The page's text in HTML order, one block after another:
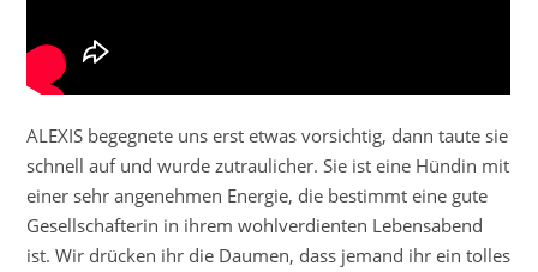
ALEXIS begegnete uns erst etwas vorsichtig, dann taute sie
schnell auf und wurde zutraulicher. Sie ist eine Hündin mit
einer sehr angenehmen Energie, die bestimmt eine gute
Gesellschafterin in ihrem wohlverdienten Lebensabend
ist. Wir drücken ihr die Daumen, dass jemand ihr ein tolles